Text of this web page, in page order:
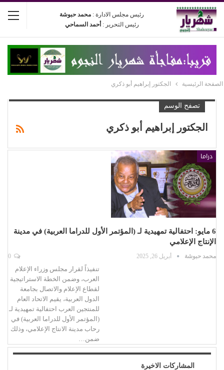
رئيس مجلس الادارة : محمد حبوشة
رئيس التحرير : أحمد السماحي
الصفحة الرئيسية الجكتور إبراهيم أبو ذكري
تصفح الوسم
الجكتور إبراهيم أبو ذكري
دراما
6 مايو: احتفالية تمهيدية لـ (المؤتمر الأول للدراما العربية) في مدينة
الإنتاج الإعلامي
محمد حبوشة أبريل 26, 2025
تنفيذاً لقرار مجلس وزراء الإعلام
العرب، وضمن الخطة الاستراتيجية
لقطاع الإعلام والاتصال بجامعة
الدول العربية، يقيم الاتحاد العام
للمنتجين العرب احتفالية تمهيدية لـ
(المؤتمر الأول للدراما العربية) في
رحاب مدينة الانتاج الإعلامي، وذلك
ضمن…
المشاركات الاخيرة